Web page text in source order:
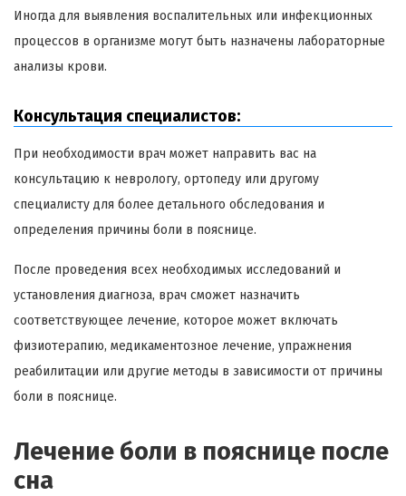
Иногда для выявления воспалительных или инфекционных
процессов в организме могут быть назначены лабораторные
анализы крови.
Консультация специалистов:
При необходимости врач может направить вас на
консультацию к неврологу, ортопеду или другому
специалисту для более детального обследования и
определения причины боли в пояснице.
После проведения всех необходимых исследований и
установления диагноза, врач сможет назначить
соответствующее лечение, которое может включать
физиотерапию, медикаментозное лечение, упражнения
реабилитации или другие методы в зависимости от причины
боли в пояснице.
Лечение боли в пояснице после
сна